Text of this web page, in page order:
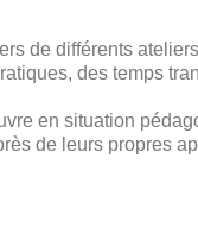
de différents
des temps
en situation
de leurs propres